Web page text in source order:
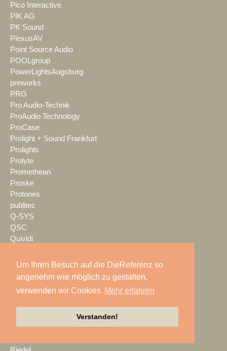
Um Ihren Besuch auf die DieReferenz so
angenehm wie möglich zu gestalten,
verwenden wir Cookies Mehr erfahren
Verstanden!
Pico Interactive
PIK AG
PK Sound
PlexusAV
Point Source Audio
POOLgroup
PowerLightsAugsburg
preworks
PRG
Pro Audio-Technik
ProAudio Technology
ProCase
Prolight + Sound Frankfurt
Prolights
Prolyte
Promethean
Proske
Protones
publitec
Q-SYS
QSC
Quividi
Rain Age
Rauschenberger Catering
RENT EVENT TEC
rent4event
Reprofil